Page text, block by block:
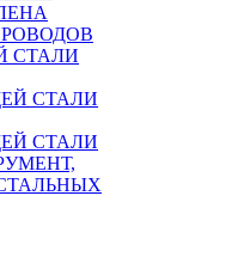
СТАЛИ
СТАЛИ
СТАЛИ